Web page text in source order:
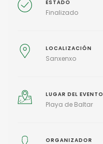
ESTADO
Finalizado
LOCALIZACIÓN
Sanxenxo
LUGAR DEL EVENTO
Playa de Baltar
ORGANIZADOR